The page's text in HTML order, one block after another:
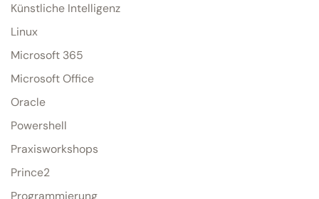
Künstliche Intelligenz
Linux
Microsoft 365
Microsoft Office
Oracle
Powershell
Praxisworkshops
Prince2
Programmierung